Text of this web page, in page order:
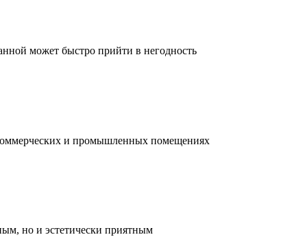
может быстро прийти в негодность
и промышленных помещениях
но и эстетически приятным